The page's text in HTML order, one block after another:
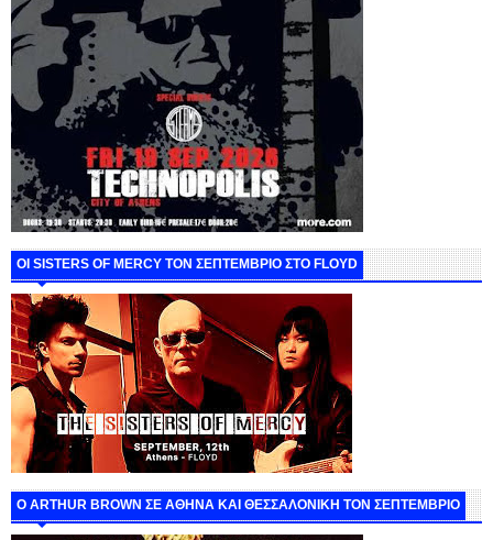
ΟΙ SISTERS OF MERCY ΤΟΝ ΣΕΠΤΕΜΒΡΙΟ ΣΤΟ FLOYD
O ARTHUR BROWN ΣΕ ΑΘΗΝΑ ΚΑΙ ΘΕΣΣΑΛΟΝΙΚΗ ΤΟΝ ΣΕΠΤΕΜΒΡΙΟ